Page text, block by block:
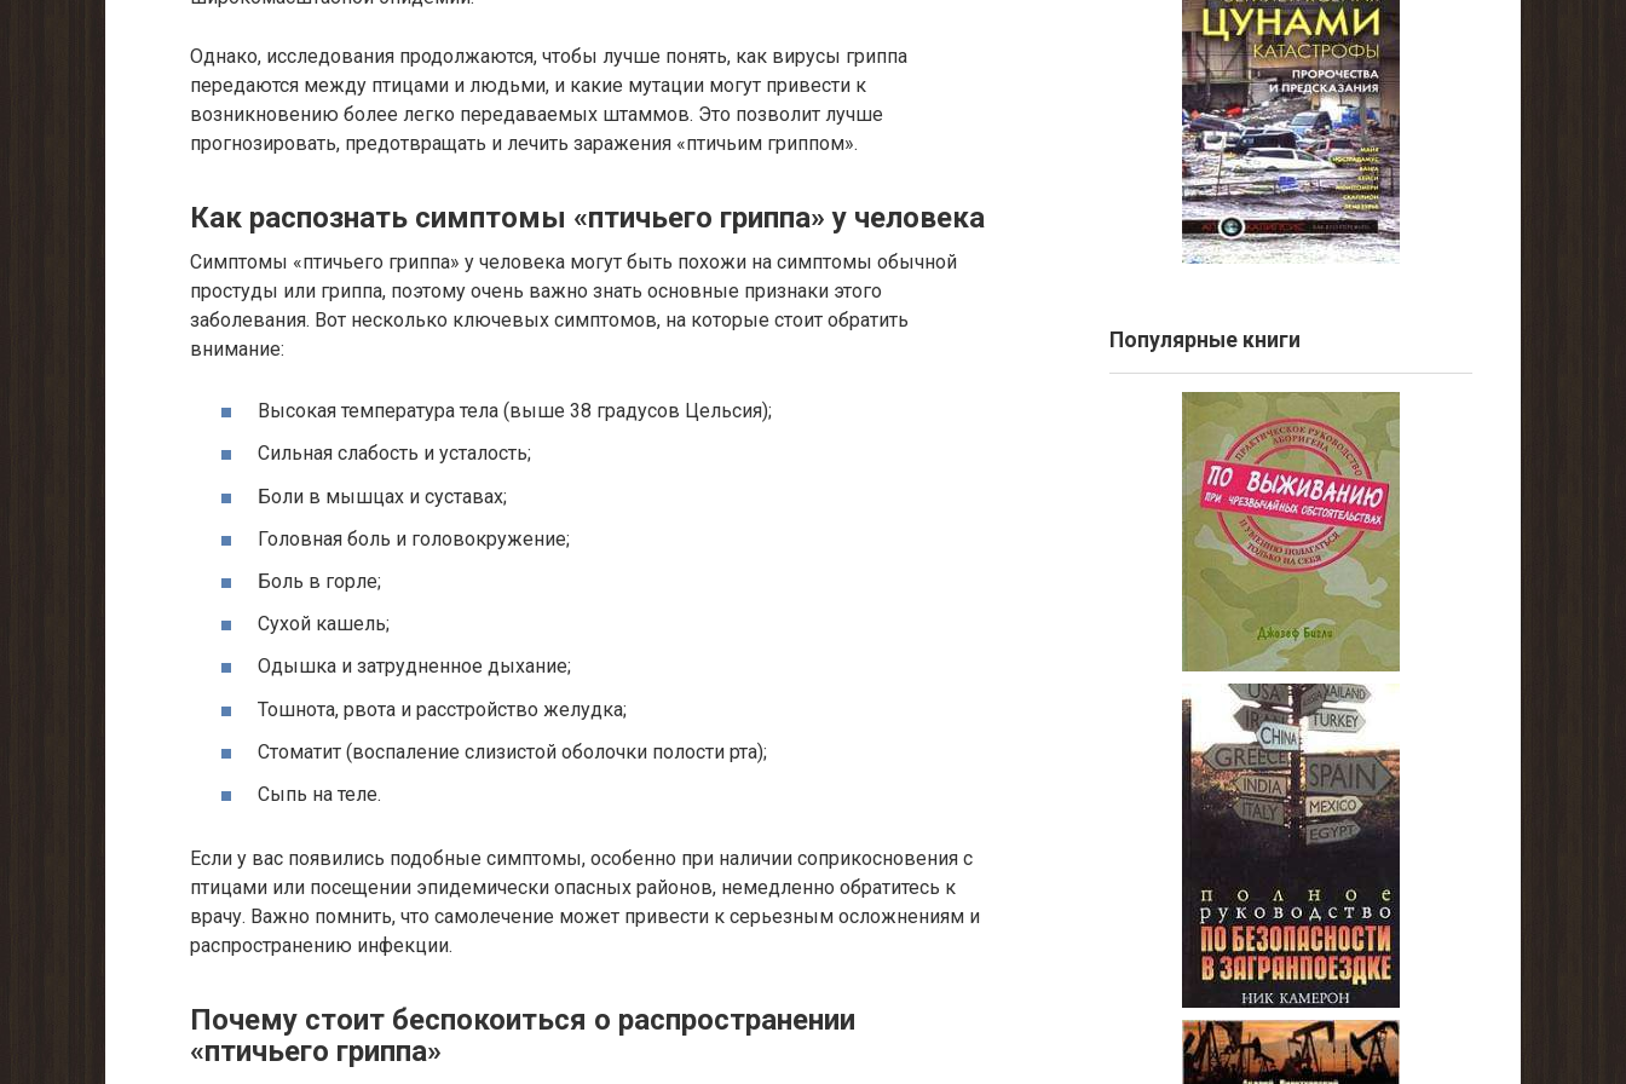
Однако, исследования продолжаются, чтобы лучше понять, как вирусы гриппа
передаются между птицами и людьми, и какие мутации могут привести к
возникновению более легко передаваемых штаммов. Это позволит лучше
прогнозировать, предотвращать и лечить заражения «птичьим гриппом».
Как распознать симптомы «птичьего гриппа» у человека
Симптомы «птичьего гриппа» у человека могут быть похожи на симптомы обычной
простуды или гриппа, поэтому очень важно знать основные признаки этого
заболевания. Вот несколько ключевых симптомов, на которые стоит обратить
внимание:
Высокая температура тела (выше 38 градусов Цельсия);
Сильная слабость и усталость;
Боли в мышцах и суставах;
Головная боль и головокружение;
Боль в горле;
Сухой кашель;
Одышка и затрудненное дыхание;
Тошнота, рвота и расстройство желудка;
Стоматит (воспаление слизистой оболочки полости рта);
Сыпь на теле.
Если у вас появились подобные симптомы, особенно при наличии соприкосновения с
птицами или посещении эпидемически опасных районов, немедленно обратитесь к
врачу. Важно помнить, что самолечение может привести к серьезным осложнениям и
распространению инфекции.
Почему стоит беспокоиться о распространении
«птичьего гриппа»
Популярные книги